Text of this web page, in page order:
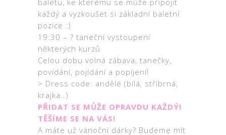
baletu, ke kterému se může připojit
každý a vyzkoušet si základní baletní
pozice :)
19:30 – ? taneční vystoupení
některých kurzů
Celou dobu volná zábava, tanečky,
povídání, pojídání a popíjení!
> Dress code: andělé (bílá, stříbrná,
krajka..)
PŘIDAT SE MŮŽE OPRAVDU KAŽDÝ!
TĚŠÍME SE NA VÁS!
A máte už vánoční dárky? Budeme mít